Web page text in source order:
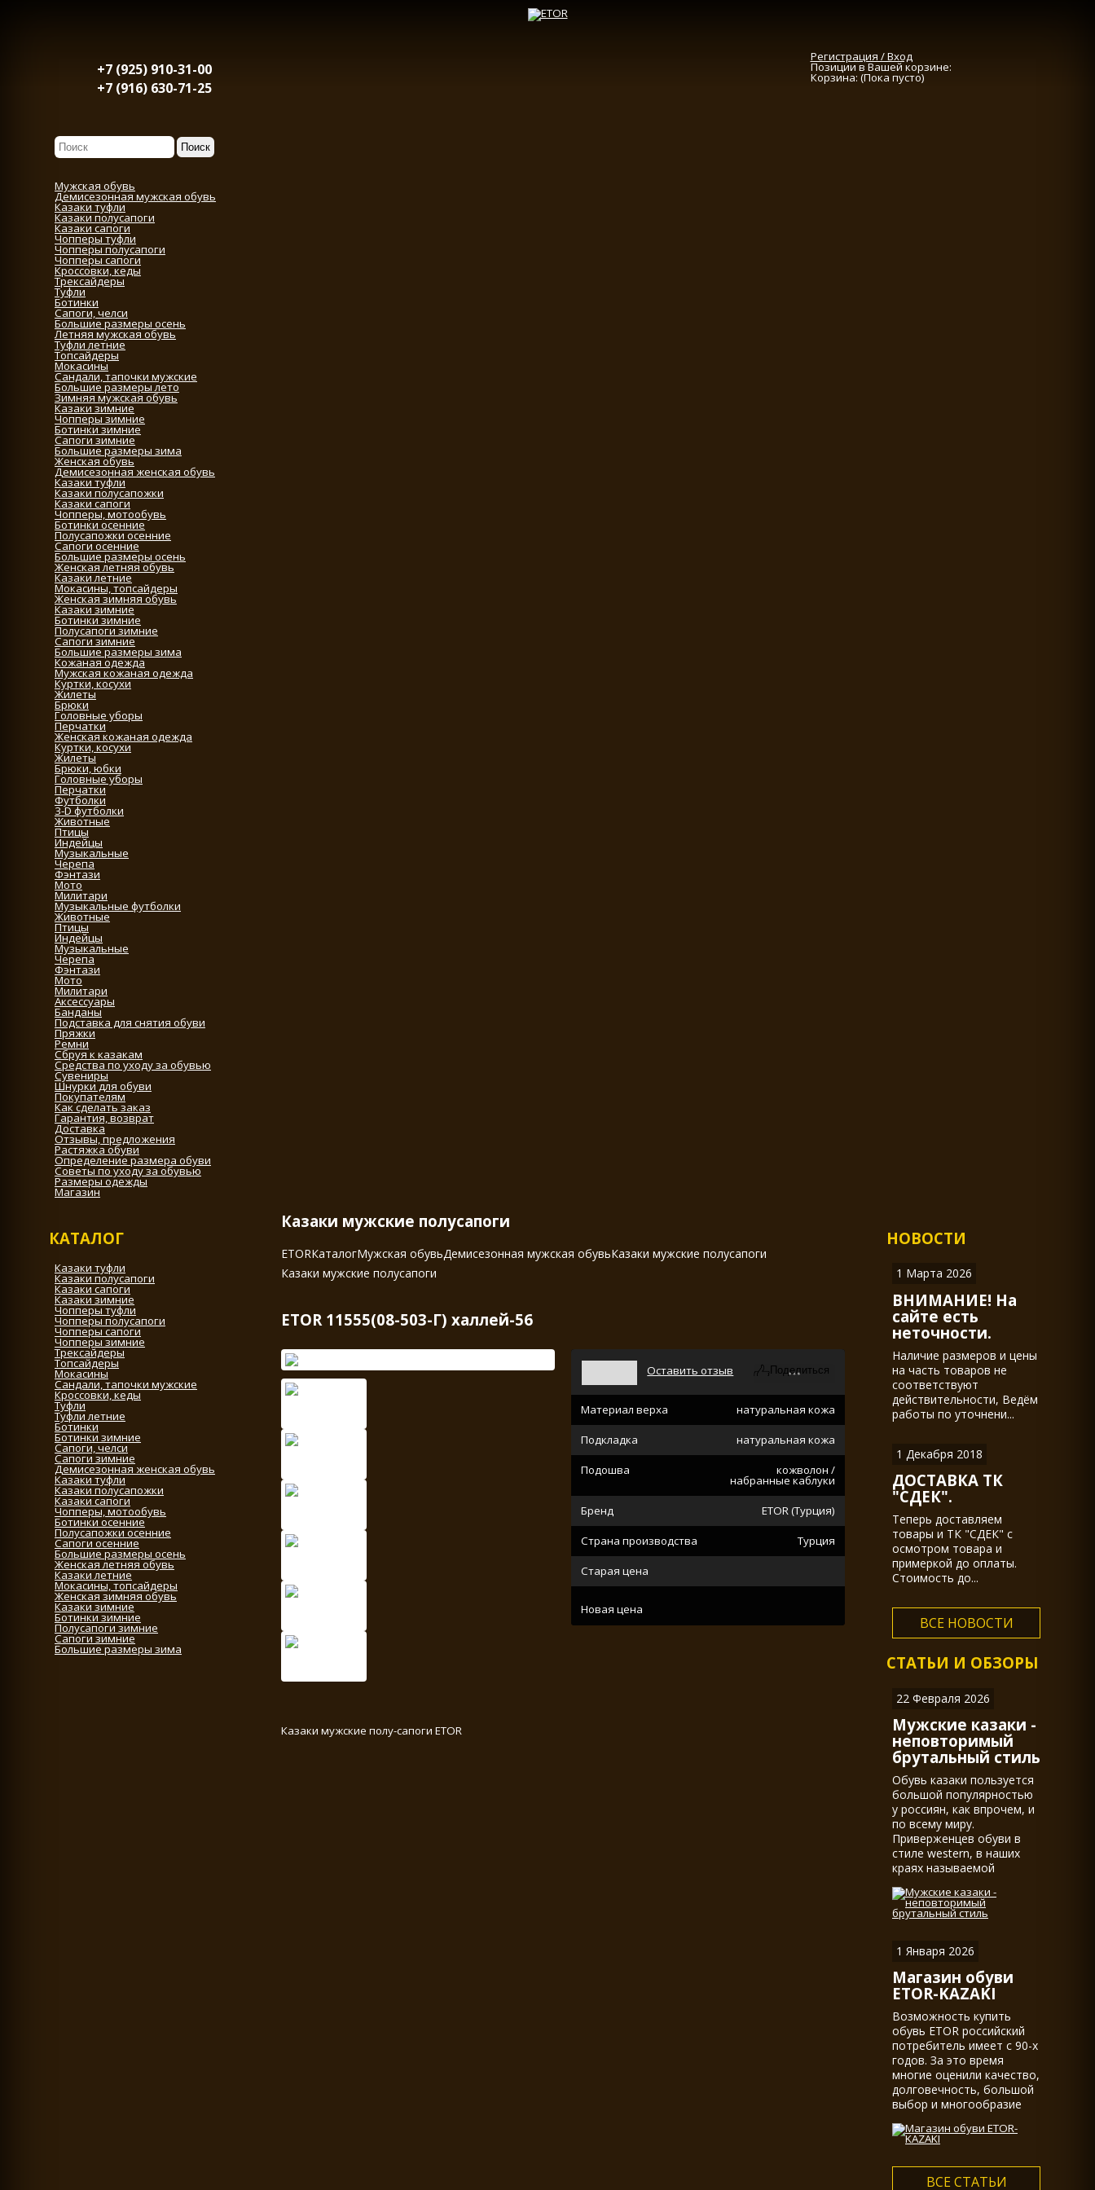
+7 (925) 910-31-00
+7 (916) 630-71-25
Регистрация / Вход
Позиции в Вашей корзине:
Корзина: (Пока пусто)
Мужская обувь
Демисезонная мужская обувь
Казаки туфли
Казаки полусапоги
Казаки сапоги
Чопперы туфли
Чопперы полусапоги
Чопперы сапоги
Кроссовки, кеды
Трексайдеры
Туфли
Ботинки
Сапоги, челси
Большие размеры осень
Летняя мужская обувь
Туфли летние
Топсайдеры
Мокасины
Сандали, тапочки мужские
Большие размеры лето
Зимняя мужская обувь
Казаки зимние
Чопперы зимние
Ботинки зимние
Сапоги зимние
Большие размеры зима
Женская обувь
Демисезонная женская обувь
Казаки туфли
Казаки полусапожки
Казаки сапоги
Чопперы, мотообувь
Ботинки осенние
Полусапожки осенние
Сапоги осенние
Большие размеры осень
Женская летняя обувь
Казаки летние
Мокасины, топсайдеры
Женская зимняя обувь
Казаки зимние
Ботинки зимние
Полусапоги зимние
Сапоги зимние
Большие размеры зима
Кожаная одежда
Мужская кожаная одежда
Куртки, косухи
Жилеты
Брюки
Головные уборы
Перчатки
Женская кожаная одежда
Куртки, косухи
Жилеты
Брюки, юбки
Головные уборы
Перчатки
Футболки
3-D футболки
Животные
Птицы
Индейцы
Музыкальные
Черепа
Фэнтази
Мото
Милитари
Музыкальные футболки
Животные
Птицы
Индейцы
Музыкальные
Черепа
Фэнтази
Мото
Милитари
Аксессуары
Банданы
Подставка для снятия обуви
Пряжки
Ремни
Сбруя к казакам
Средства по уходу за обувью
Сувениры
Шнурки для обуви
Покупателям
Как сделать заказ
Гарантия, возврат
Доставка
Отзывы, предложения
Растяжка обуви
Определение размера обуви
Советы по уходу за обувью
Размеры одежды
Магазин
КАТАЛОГ
Казаки туфли
Казаки полусапоги
Казаки сапоги
Казаки зимние
Чопперы туфли
Чопперы полусапоги
Чопперы сапоги
Чопперы зимние
Трексайдеры
Топсайдеры
Мокасины
Сандали, тапочки мужские
Кроссовки, кеды
Туфли
Туфли летние
Ботинки
Ботинки зимние
Сапоги, челси
Сапоги зимние
Демисезонная женская обувь
Казаки туфли
Казаки полусапожки
Казаки сапоги
Чопперы, мотообувь
Ботинки осенние
Полусапожки осенние
Сапоги осенние
Большие размеры осень
Женская летняя обувь
Казаки летние
Мокасины, топсайдеры
Женская зимняя обувь
Казаки зимние
Ботинки зимние
Полусапоги зимние
Сапоги зимние
Большие размеры зима
Казаки мужские полусапоги
ETORКаталогМужская обувьДемисезонная мужская обувьКазаки мужские полусапоги
Казаки мужские полусапоги
ETOR 11555(08-503-Г) халлей-56
Оставить отзыв
Материал верха натуральная кожа
Подкладка натуральная кожа
Подошва кожволон /
набранные каблуки
Бренд ETOR (Турция)
Страна производства Турция
Старая цена
Новая цена
Казаки мужские полу-сапоги ETOR
НОВОСТИ
1 Марта 2026
ВНИМАНИЕ! На
сайте есть
неточности.
Наличие размеров и цены
на часть товаров не
соответствуют
действительности, Ведём
работы по уточнени...
1 Декабря 2018
ДОСТАВКА ТК
"СДЕК".
Теперь доставляем
товары и ТК "СДЕК" с
осмотром товара и
примеркой до оплаты.
Стоимость до...
ВСЕ НОВОСТИ
СТАТЬИ И ОБЗОРЫ
22 Февраля 2026
Мужские казаки -
неповторимый
брутальный стиль
Обувь казаки пользуется
большой популярностью
у россиян, как впрочем, и
по всему миру.
Приверженцев обуви в
стиле western, в наших
краях называемой
не мало.
1 Января 2026
Магазин обуви
ETOR-KAZAKI
Возможность купить
обувь ETOR российский
потребитель имеет с 90-х
годов. За это время
многие оценили качество,
долговечность, большой
выбор и многообразие
ВСЕ СТАТЬИ